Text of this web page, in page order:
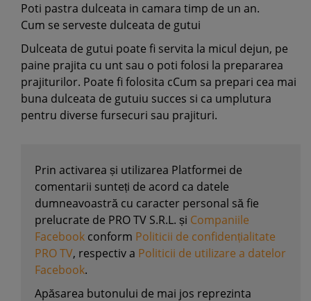
Poti pastra dulceata in camara timp de un an.
Cum se serveste dulceata de gutui
Dulceata de gutui poate fi servita la micul dejun, pe
paine prajita cu unt sau o poti folosi la prepararea
prajiturilor. Poate fi folosita cCum sa prepari cea mai
buna dulceata de gutuiu succes si ca umplutura
pentru diverse fursecuri sau prajituri.
Prin activarea și utilizarea Platformei de
comentarii sunteți de acord ca datele
dumneavoastră cu caracter personal să fie
prelucrate de PRO TV S.R.L. și Companiile
Facebook conform Politicii de confidențialitate
PRO TV, respectiv a Politicii de utilizare a datelor
Facebook.
Apăsarea butonului de mai jos reprezinta